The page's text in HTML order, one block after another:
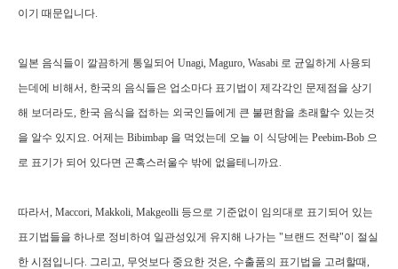
이기 때문입니다.
일본 음식들이 깔끔하게 통일되어 Unagi, Maguro, Wasabi 로 균일하게 사용되
는데에 비해서, 한국의 음식들은 업소마다 표기법이 제각각인 문제점을 상기
해 보더라도, 한국 음식을 접하는 외국인들에게 큰 불편함을 초래할수 있는것
을 알수 있지요. 어제는 Bibimbap 을 먹었는데 오늘 이 식당에는 Peebim-Bob 으
로 표기가 되어 있다면 곤혹스러울수 밖에 없을테니까요.
따라서, Maccori, Makkoli, Makgeolli 등으로 기준없이 임의대로 표기되어 있는
표기법들을 하나로 정비하여 일관성있게 유지해 나가는 "브랜드 전략"이 절실
한 시점입니다. 그리고, 무엇보다 중요한 것은, 수출품의 표기법을 고려할때,